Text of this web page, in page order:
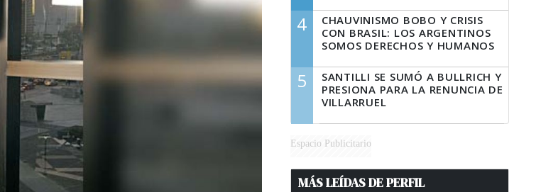
4
CHAUVINISMO BOBO Y CRISIS
CON BRASIL: LOS ARGENTINOS
SOMOS DERECHOS Y HUMANOS
5
SANTILLI SE SUMÓ A BULLRICH Y
PRESIONA PARA LA RENUNCIA DE
VILLARRUEL
Espacio Publicitario
MÁS LEÍDAS DE PERFIL